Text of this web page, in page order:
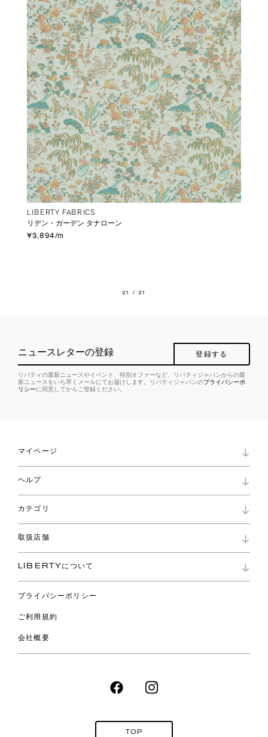
LIBERTY FABRICS
リデン・ガーデン タナローン
¥3,894/m
21 / 21
ニュースレターの登録 登録する
リバティの最新ニュースやイベント、特別オファーなど、リバティジャパンからの最
新ニュースをいち早くメールにてお届けします。リバティジャパンのプライバシーポ
リシーに同意してからご登録ください。
マイページ
ロイヤリティプログラム
パスワード再設定
ショッピングバッグ
ヘルプ
お問い合わせ
よくあるご質問
ご利用ガイド
カテゴリ
コレクション
ファブリックス
バッグ
ウェア
ライフスタイル
スペシャル
取扱店舗
リバティ・ファブリックス
LIBERTYについて
プライバシーポリシー
ご利用規約
会社概要
TOP